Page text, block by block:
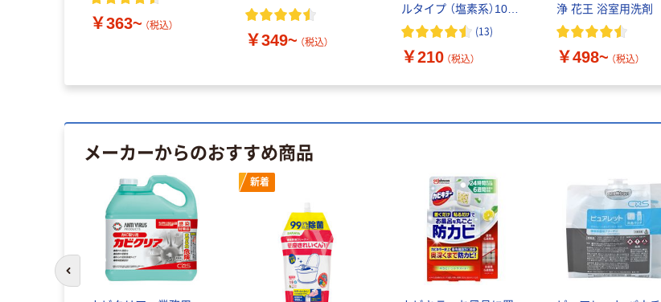
￥363~ （税込）
￥349~ （税込）
ルタイプ （塩素系）1000
ｍL 4978951 1個 ミ
(13)
￥210 （税込）
浄 花王 浴室用洗剤
￥498~ （税込）
メーカーからのおすすめ商品
新着
前のスライドへ